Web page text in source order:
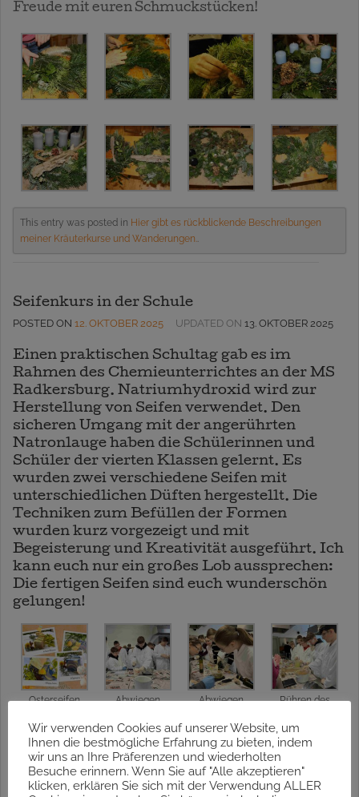
Freude mit euren Schmuckstücken!
This entry was posted in Hier gibt es rückblickende Beschreibungen
meiner Kräuterkurse und Wanderungen.
Seifenkurs in der Schule
POSTED ON 12. OKTOBER 2025 UPDATED ON 13. OKTOBER 2025
Einen praktischen Schultag gab es im
Rahmen des Chemieunterrichtes an der MS
Radkersburg. Natriumhydroxid wird zur
Herstellung von Seifen verwendet. Den
sicheren Umgang mit der angerührten
Natronlauge haben die Schülerinnen und
Schüler der vierten Klassen gelernt. Es
wurden zwei verschiedene Seifen mit
unterschiedlichen Düften hergestellt. Die
Techniken zum Befüllen der Formen
wurden kurz vorgezeigt und mit
Begeisterung und Kreativität ausgeführt. Ich
kann euch nur ein großes Lob aussprechen:
Die fertigen Seifen sind euch wunderschön
gelungen!
Osterseifen
Abwiegen
Abwiegen
Rühren des
Wir verwenden Cookies auf unserer Website, um
Ihnen die bestmögliche Erfahrung zu bieten, indem
wir uns an Ihre Präferenzen und wiederholten
Besuche erinnern. Wenn Sie auf "Alle akzeptieren"
klicken, erklären Sie sich mit der Verwendung ALLER